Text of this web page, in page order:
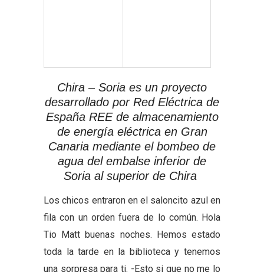
Chira – Soria es un proyecto
desarrollado por Red Eléctrica de
España REE de almacenamiento
de energía eléctrica en Gran
Canaria mediante el bombeo de
agua del embalse inferior de
Soria al superior de Chira
Los chicos entraron en el saloncito azul en
fila con un orden fuera de lo común. Hola
Tio Matt buenas noches. Hemos estado
toda la tarde en la biblioteca y tenemos
una sorpresa para ti. -Esto si que no me lo